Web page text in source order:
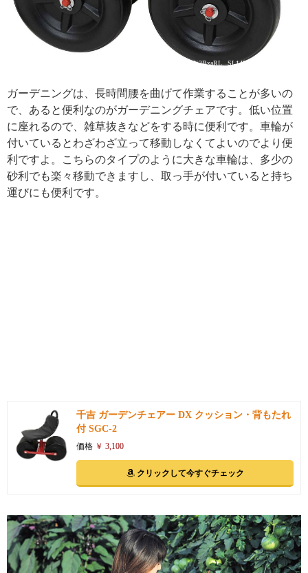
引用: https://images-na.ssl-images-amazon.com/images/I/61wzhC%2BxaRL._SL1458_.jpg
ガーデニングは、長時間腰を曲げて作業することが多いの
で、あると便利なのがガーデニングチェアです。低い位置
に座れるので、雑草抜きなどをする時に便利です。車輪が
付いているとわざわざ立って移動しなくてよいのでより便
利ですよ。こちらのタイプのように大きな車輪は、多少の
砂利でも楽々移動できますし、取っ手が付いていると持ち
運びにも便利です。
千吉 ガーデンチェアー DX クッション・背もたれ
付 SGC-2
価格 ￥ 3,100
クリックして今すぐチェック